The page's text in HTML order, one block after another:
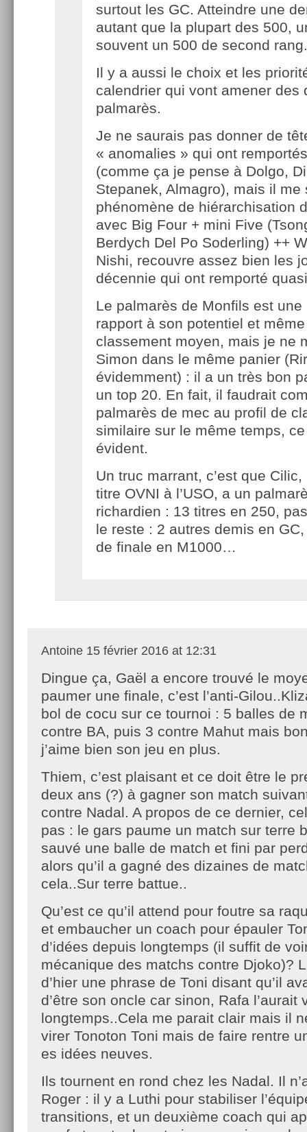
surtout les GC. Atteindre une
autant que la plupart des 500,
souvent un 500 de second rang.
Il y a aussi le choix et les
calendrier qui vont amener des
palmarès.
Je ne saurais pas donner de
« anomalies » qui ont
(comme ça je pense à Dolgo,
Stepanek, Almagro), mais il me
phénomène de hiérarchisation
avec Big Four + mini Five
Berdych Del Po Soderling) ++
Nishi, recouvre assez bien les
décennie qui ont remporté
Le palmarès de Monfils est une
rapport à son potentiel et
classement moyen, mais je ne
Simon dans le même panier
évidemment) : il a un très bon
un top 20. En fait, il faudrait
palmarès de mec au profil de
similaire sur le même temps, ce
évident.
Un truc marrant, c’est que
titre OVNI à l’USO, a un
richardien : 13 titres en 250,
le reste : 2 autres demis en
de finale en M1000…
Antoine 15 février 2016 at 12:31
Dingue ça, Gaël a encore trouvé le
paumer une finale, c’est l’anti-
bol de cocu sur ce tournoi : 5 balles de
contre BA, puis 3 contre Mahut mais
j’aime bien son jeu en plus.
Thiem, c’est plaisant et ce doit être le
deux ans (?) à gagner son match
contre Nadal. A propos de ce dernier,
pas : le gars paume un match sur terre
sauvé une balle de match et fini par
alors qu’il a gagné des dizaines de
cela..Sur terre battue..
Qu’est ce qu’il attend pour foutre sa
et embaucher un coach pour épauler
d’idées depuis longtemps (il suffit de
mécanique des matchs contre Djoko)?
d’hier une phrase de Toni disant qu’il
d’être son oncle car sinon, Rafa l’aurait
longtemps..Cela me parait clair mais il
virer Tonoton Toni mais de faire rentre
es idées neuves.
Ils tournent en rond chez les Nadal. Il
Roger : il y a Luthi pour stabiliser
transitions, et un deuxième coach qui